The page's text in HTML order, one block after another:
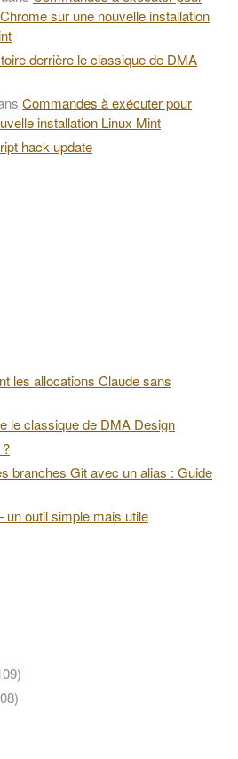
sur une nouvelle installation
derrière le classique de DMA
Commandes à exécuter pour
installation Linux Mint
hack update
les allocations Claude sans
le classique de DMA Design
branches Git avec un alias : Guide
outil simple mais utile